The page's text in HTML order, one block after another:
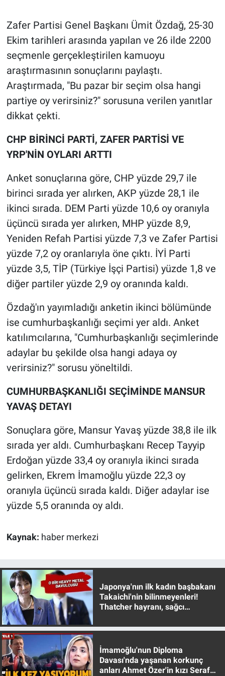
Zafer Partisi Genel Başkanı Ümit Özdağ, 25-30
Ekim tarihleri arasında yapılan ve 26 ilde 2200
seçmenle gerçekleştirilen kamuoyu
araştırmasının sonuçlarını paylaştı.
Araştırmada, "Bu pazar bir seçim olsa hangi
partiye oy verirsiniz?" sorusuna verilen yanıtlar
dikkat çekti.
CHP BİRİNCİ PARTİ, ZAFER PARTİSİ VE
YRP'NİN OYLARI ARTTI
Anket sonuçlarına göre, CHP yüzde 29,7 ile
birinci sırada yer alırken, AKP yüzde 28,1 ile
ikinci sırada. DEM Parti yüzde 10,6 oy oranıyla
üçüncü sırada yer alırken, MHP yüzde 8,9,
Yeniden Refah Partisi yüzde 7,3 ve Zafer Partisi
yüzde 7,2 oy oranlarıyla öne çıktı. İYİ Parti
yüzde 3,5, TİP (Türkiye İşçi Partisi) yüzde 1,8 ve
diğer partiler yüzde 2,9 oy oranında kaldı.
Özdağ'ın yayımladığı anketin ikinci bölümünde
ise cumhurbaşkanlığı seçimi yer aldı. Anket
katılımcılarına, "Cumhurbaşkanlığı seçimlerinde
adaylar bu şekilde olsa hangi adaya oy
verirsiniz?" sorusu yöneltildi.
CUMHURBAŞKANLIĞI SEÇİMİNDE MANSUR
YAVAŞ DETAYI
Sonuçlara göre, Mansur Yavaş yüzde 38,8 ile ilk
sırada yer aldı. Cumhurbaşkanı Recep Tayyip
Erdoğan yüzde 33,4 oy oranıyla ikinci sırada
gelirken, Ekrem İmamoğlu yüzde 22,3 oy
oranıyla üçüncü sırada kaldı. Diğer adaylar ise
yüzde 5,5 oranında oy aldı.
Kaynak: haber merkezi
Japonya'nın ilk kadın başbakanı
Takaichi'nin bilinmeyenleri!
Thatcher hayranı, sağcı
İmamoğlu'nun Diploma
Davası'nda yaşanan korkunç
anları Ahmet Özer'in kızı Seraf
Gündem Özel
Günün görüntüsü
Haber
İlan
Koronavirüs
Kültür Sanat
Ne demişti
Nedir
Popüler
Programlar
Sağlık
Spor
Teknoloji
Türkiye'nin Gündemi
Yerel Gündem
Yerel Yaşam
Canlı Yayın